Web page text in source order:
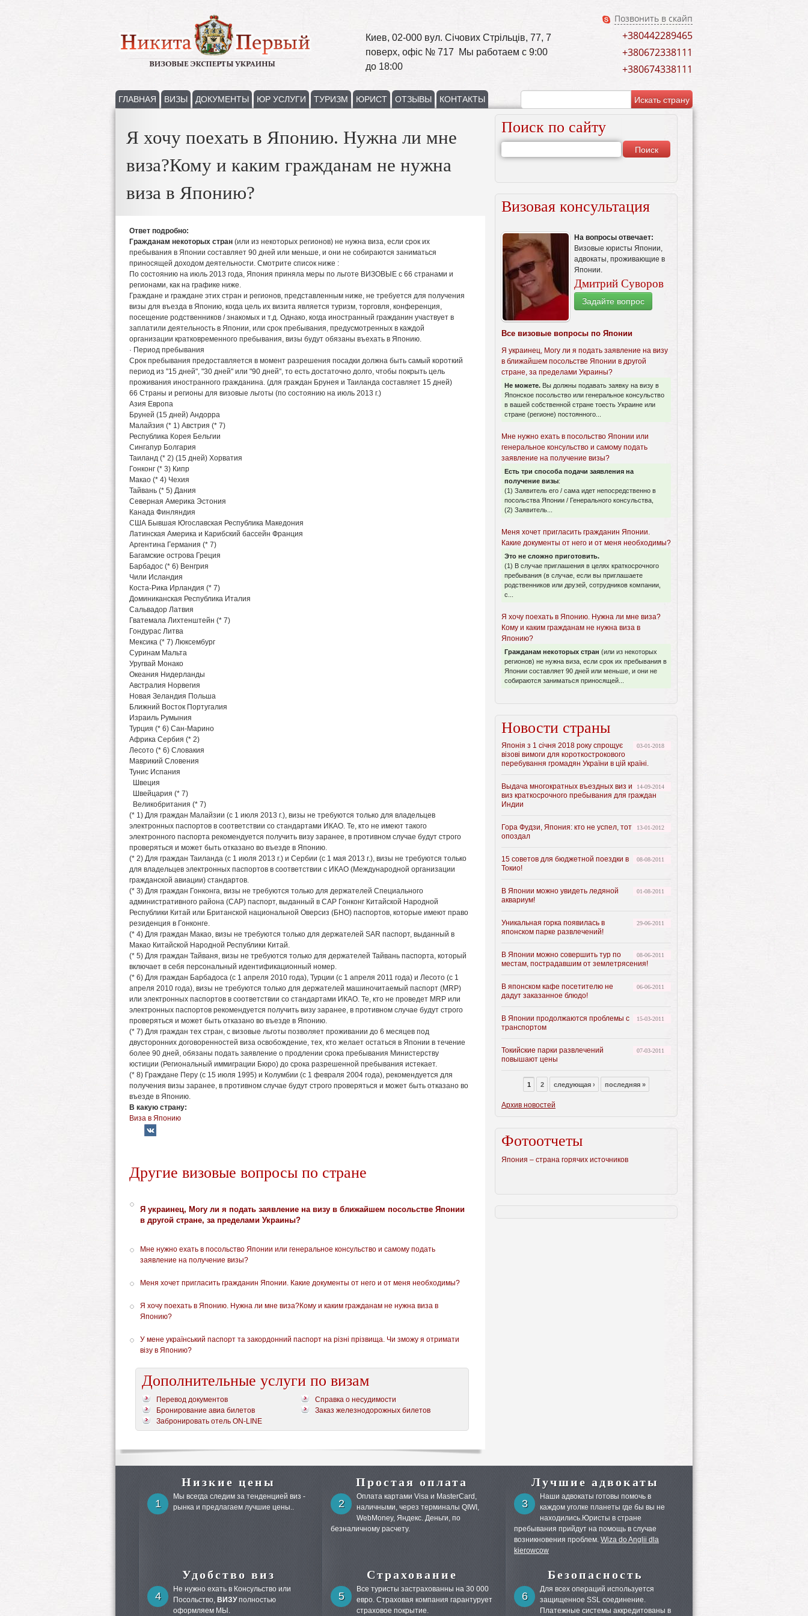
Киев, 02-000 вул. Січових Стрільців, 77, 7
поверх, офіс № 717 Мы работаем с 9:00
до 18:00
Позвонить в скайп
+380442289465
+380672338111
+380674338111
ГЛАВНАЯ ВИЗЫ ДОКУМЕНТЫ ЮР УСЛУГИ ТУРИЗМ ЮРИСТ ОТЗЫВЫ КОНТАКТЫ
Я хочу поехать в Японию. Нужна ли мне
виза?Кому и каким гражданам не нужна
виза в Японию?
Ответ подробно:
Гражданам некоторых стран (или из некоторых регионов) не нужна виза, если срок их
пребывания в Японии составляет 90 дней или меньше, и они не собираются заниматься
приносящей доходом деятельности. Смотрите список ниже :
По состоянию на июль 2013 года, Япония приняла меры по льготе ВИЗОВЫЕ с 66 странами и
регионами, как на графике ниже.
Граждане и граждане этих стран и регионов, представленным ниже, не требуется для получения
визы для въезда в Японию, когда цель их визита является туризм, торговля, конференция,
посещение родственников / знакомых и т.д. Однако, когда иностранный гражданин участвует в
заплатили деятельность в Японии, или срок пребывания, предусмотренных в каждой
организации кратковременного пребывания, визы будут обязаны въехать в Японию.
· Период пребывания
Срок пребывания предоставляется в момент разрешения посадки должна быть самый короткий
период из "15 дней", "30 дней" или "90 дней", то есть достаточно долго, чтобы покрыть цель
проживания иностранного гражданина. (для граждан Брунея и Таиланда составляет 15 дней)
66 Страны и регионы для визовые льготы (по состоянию на июль 2013 г.)
Азия Европа
Бруней (15 дней) Андорра
Малайзия (* 1) Австрия (* 7)
Республика Корея Бельгии
Сингапур Болгария
Таиланд (* 2) (15 дней) Хорватия
Гонконг (* 3) Кипр
Макао (* 4) Чехия
Тайвань (* 5) Дания
Северная Америка Эстония
Канада Финляндия
США Бывшая Югославская Республика Македония
Латинская Америка и Карибский бассейн Франция
Аргентина Германия (* 7)
Багамские острова Греция
Барбадос (* 6) Венгрия
Чили Исландия
Коста-Рика Ирландия (* 7)
Доминиканская Республика Италия
Сальвадор Латвия
Гватемала Лихтенштейн (* 7)
Гондурас Литва
Мексика (* 7) Люксембург
Суринам Мальта
Уругвай Монако
Океания Нидерланды
Австралия Норвегия
Новая Зеландия Польша
Ближний Восток Португалия
Израиль Румыния
Турция (* 6) Сан-Марино
Африка Сербия (* 2)
Лесото (* 6) Словакия
Маврикий Словения
Тунис Испания
Швеция
Швейцария (* 7)
Великобритания (* 7)
(* 1) Для граждан Малайзии (с 1 июля 2013 г.), визы не требуются только для владельцев
электронных паспортов в соответствии со стандартами ИКАО. Те, кто не имеют такого
электронного паспорта рекомендуется получить визу заранее, в противном случае будут строго
проверяться и может быть отказано во въезде в Японию.
(* 2) Для граждан Таиланда (с 1 июля 2013 г.) и Сербии (с 1 мая 2013 г.), визы не требуются только
для владельцев электронных паспортов в соответствии с ИКАО (Международной организации
гражданской авиации) стандартов.
(* 3) Для граждан Гонконга, визы не требуются только для держателей Специального
административного района (САР) паспорт, выданный в САР Гонконг Китайской Народной
Республики Китай или Британской национальной Оверсиз (БНО) паспортов, которые имеют право
резиденция в Гонконге.
(* 4) Для граждан Макао, визы не требуются только для держателей SAR паспорт, выданный в
Макао Китайской Народной Республики Китай.
(* 5) Для граждан Тайваня, визы не требуются только для держателей Тайвань паспорта, который
включает в себя персональный идентификационный номер.
(* 6) Для граждан Барбадоса (с 1 апреля 2010 года), Турции (с 1 апреля 2011 года) и Лесото (с 1
апреля 2010 года), визы не требуются только для держателей машиночитаемый паспорт (MRP)
или электронных паспортов в соответствии со стандартами ИКАО. Те, кто не проведет MRP или
электронных паспортов рекомендуется получить визу заранее, в противном случае будут строго
проверяться и может быть отказано во въезде в Японию.
(* 7) Для граждан тех стран, с визовые льготы позволяет проживании до 6 месяцев под
двусторонних договоренностей виза освобождение, тех, кто желает остаться в Японии в течение
более 90 дней, обязаны подать заявление о продлении срока пребывания Министерству
юстиции (Региональный иммиграции Бюро) до срока разрешенной пребывания истекает.
(* 8) Граждане Перу (с 15 июля 1995) и Колумбии (с 1 февраля 2004 года), рекомендуется для
получения визы заранее, в противном случае будут строго проверяться и может быть отказано во
въезде в Японию.
В какую страну:
Виза в Японию
Другие визовые вопросы по стране
Я украинец, Могу ли я подать заявление на визу в ближайшем посольстве Японии
в другой стране, за пределами Украины?
Мне нужно ехать в посольство Японии или генеральное консульство и самому подать
заявление на получение визы?
Меня хочет пригласить гражданин Японии. Какие документы от него и от меня необходимы?
Я хочу поехать в Японию. Нужна ли мне виза?Кому и каким гражданам не нужна виза в
Японию?
У мене український паспорт та закордонний паспорт на різні прізвища. Чи зможу я отримати
візу в Японию?
Дополнительные услуги по визам
Перевод документов
Справка о несудимости
Бронирование авиа билетов
Заказ железнодорожных билетов
Забронировать отель ON-LINE
Поиск по сайту
Визовая консультация
На вопросы отвечает:
Визовые юристы Японии,
адвокаты, проживающие в
Японии.
Дмитрий Суворов
Задайте вопрос
Все визовые вопросы по Японии
Я украинец, Могу ли я подать заявление на визу
в ближайшем посольстве Японии в другой
стране, за пределами Украины?
Не можете. Вы должны подавать заявку на визу в
Японское посольство или генеральное консульство
в вашей собственной стране тоесть Украине или
стране (регионе) постоянного...
Мне нужно ехать в посольство Японии или
генеральное консульство и самому подать
заявление на получение визы?
Есть три способа подачи заявления на
получение визы:
(1) Заявитель его / сама идет непосредственно в
посольства Японии / Генерального консульства,
(2) Заявитель...
Меня хочет пригласить гражданин Японии.
Какие документы от него и от меня необходимы?
Это не сложно приготовить.
(1) В случае приглашения в целях краткосрочного
пребывания (в случае, если вы приглашаете
родственников или друзей, сотрудников компании,
с...
Я хочу поехать в Японию. Нужна ли мне виза?
Кому и каким гражданам не нужна виза в
Японию?
Гражданам некоторых стран (или из некоторых
регионов) не нужна виза, если срок их пребывания в
Японии составляет 90 дней или меньше, и они не
собираются заниматься приносящей...
Новости страны
03-01-2018
Японія з 1 січня 2018 року спрощує
візові вимоги для короткострокового
перебування громадян України в цій країні.
14-09-2014
Выдача многократных въездных виз и
виз краткосрочного пребывания для граждан
Индии
13-01-2012
Гора Фудзи, Япония: кто не успел, тот
опоздал
08-08-2011
15 советов для бюджетной поездки в
Токио!
01-08-2011
В Японии можно увидеть ледяной
аквариум!
29-06-2011
Уникальная горка появилась в
японском парке развлечений!
08-06-2011
В Японии можно совершить тур по
местам, пострадавшим от землетрясения!
06-06-2011
В японском кафе посетителю не
дадут заказанное блюдо!
15-03-2011
В Японии продолжаются проблемы с
транспортом
07-03-2011
Токийские парки развлечений
повышают цены
1 2 следующая › последняя »
Архив новостей
Фотоотчеты
Япония – страна горячих источников
Низкие цены
1
Мы всегда следим за тенденцией виз -
рынка и предлагаем лучшие цены..
Простая оплата
2
Оплата картами Visa и MasterCard,
наличными, через терминалы QIWI,
WebMoney, Яндекс. Деньги, по
безналичному расчету.
Лучшие адвокаты
3
Наши адвокаты готовы помочь в
каждом уголке планеты где бы вы не
находились.Юристы в стране
пребывания прийдут на помощь в случае
возникновения проблем. Wiza do Anglii dla
kierowcow
Удобство виз
4
Не нужно ехать в Консульство или
Посольство, ВИЗУполностью
оформляем МЫ.
Страхование
5
Все туристы застрахованны на 30 000
евро. Страховая компания гарантурует
страховое покрытие.
Безопасность
6
Для всех операций используется
защищенное SSL соединение.
Платежные системы аккредитованы в